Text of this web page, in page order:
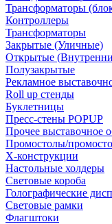
Трансформаторы
Контроллеры
Трансформаторы
Закрытые (Уличные)
Открытые
Полузакрытые
Рекламное
Roll up стенды
Буклетницы
Пресс-стены POPUP
Прочее выставочное
Промостолы/
Х-конструкции
Настольные холдеры
Световые короба
Голографические
Световые рамки
Флагштоки